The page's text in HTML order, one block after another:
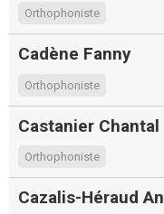
Orthophoniste
Cadène Fanny
Orthophoniste
Castanier Chantal
Orthophoniste
Cazalis-Héraud